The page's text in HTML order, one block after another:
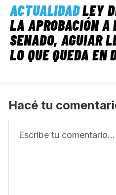
ACTUALIDADLEY
LA APROBACIÓN A
SENADO, AGUIAR
LO QUE QUEDA EN
Hacé tu